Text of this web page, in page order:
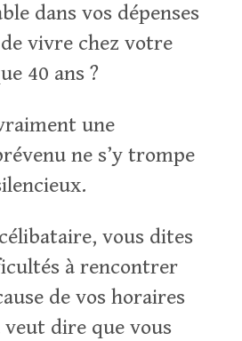
dans vos dépenses
vivre chez votre
40 ans ?
une
ne s’y trompe
vous dites
à rencontrer
de vos horaires
veut dire que vous